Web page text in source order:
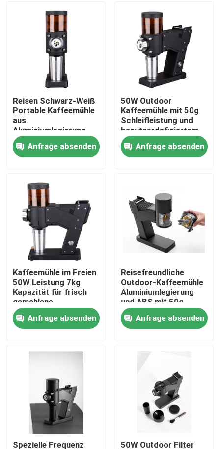
Produkte
VR Show
Über uns
Fabrik-Ausflug
Qualitätskontrolle
Treten Sie mit uns in Verbindung
Kaffeebohneschleifer
Burr Coffee Grinder
Reisen Schwarz-Weiß
Portable Kaffeemühle
aus
Aluminiumlegierung
und ABS
Anfrage absenden
50W Outdoor
Kaffeemühle mit 50g
Schleifleistung und
benutzerdefiniertem
Logo
Anfrage absenden
Kaffeemühle im Freien
50W Leistung 7kg
Kapazität für frisch
gemahlene
Kaffeeliebhaber
Anfrage absenden
Reisefreundliche
Outdoor-Kaffeemühle
Aluminiumlegierung
und ABS mit 50g
Schleifleistung
Anfrage absenden
Spezielle Frequenz 50W Outdoor Filter